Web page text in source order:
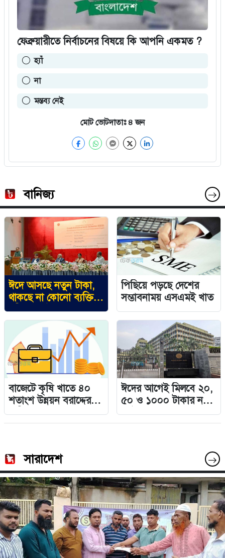
ফেব্রুয়ারীতে নির্বাচনের বিষয়ে কি আপনি একমত ?
হ্যাঁ
না
মন্তব্য নেই
মোট ভোটদাতাঃ৪জন
বানিজ্য
ঈদে আসছে নতুন টাকা,
থাকছে না কোনো ব্যক্তির
ছবি: গভর্নর
পিছিয়ে পড়ছে দেশের
সম্ভাবনাময় এসএমই খাত
বাজেটে কৃষি খাতে ৪০
শতাংশ উন্নয়ন বরাদ্দের
দাবি
ঈদের আগেই মিলবে ২০,
৫০ ও ১০০০ টাকার নতুন
নোট
সারাদেশ